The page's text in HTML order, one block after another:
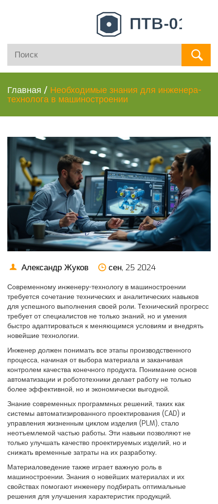
Главная / Необходимые знания для инженера-
технолога в машиностроении
Александр Жуков сен, 25 2024
Современному инженеру-технологу в машиностроении
требуется сочетание технических и аналитических навыков
для успешного выполнения своей роли. Технический прогресс
требует от специалистов не только знаний, но и умения
быстро адаптироваться к меняющимся условиям и внедрять
новейшие технологии.
Инженер должен понимать все этапы производственного
процесса, начиная от выбора материала и заканчивая
контролем качества конечного продукта. Понимание основ
автоматизации и робототехники делает работу не только
более эффективной, но и экономически выгодной.
Знание современных программных решений, таких как
системы автоматизированного проектирования (CAD) и
управления жизненным циклом изделия (PLM), стало
неотъемлемой частью работы. Эти навыки позволяют не
только улучшать качество проектируемых изделий, но и
снижать временные затраты на их разработку.
Материаловедение также играет важную роль в
машиностроении. Знания о новейших материалах и их
свойствах помогают инженеру подбирать оптимальные
решения для улучшения характеристик продукций.